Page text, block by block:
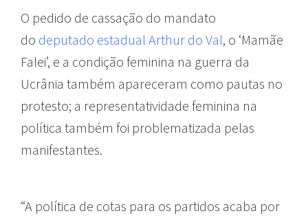
O pedido de cassação do mandato
do deputado estadual Arthur do Val, o ‘Mamãe
Falei’, e a condição feminina na guerra da
Ucrânia também apareceram como pautas no
protesto; a representatividade feminina na
política também foi problematizada pelas
manifestantes.
“A política de cotas para os partidos acaba por